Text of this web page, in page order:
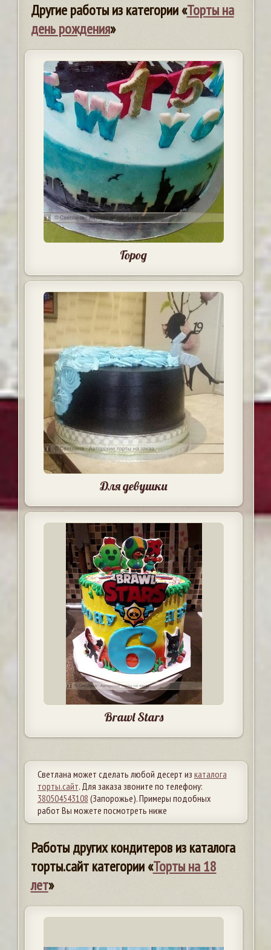
Другие работы из категории «Торты на
день рождения»
Город
Для девушки
Brawl Stars
Светлана может сделать любой десерт из каталога
торты.сайт. Для заказа звоните по телефону:
380504543108 (Запорожье). Примеры подобных
работ Вы можете посмотреть ниже
Работы других кондитеров из каталога
торты.сайт категории «Торты на 18
лет»